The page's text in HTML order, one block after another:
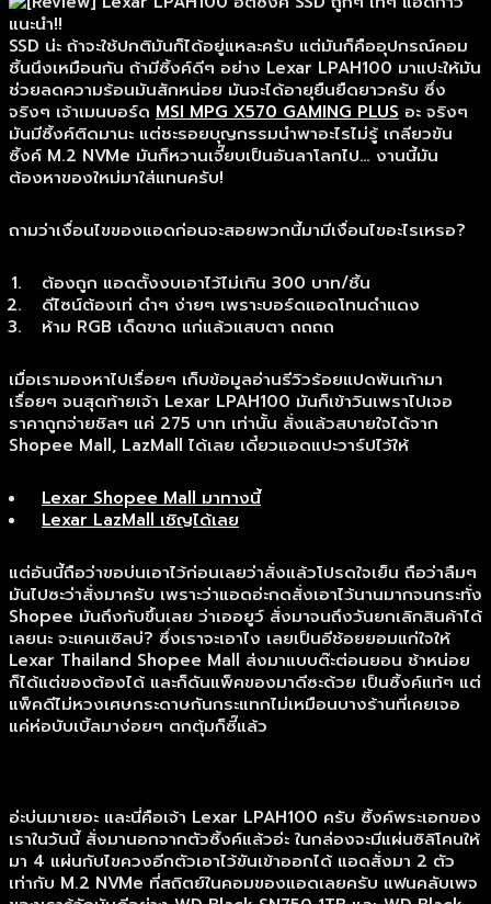
SSD น่ะ ถ้าจะใช้ปกติมันก็ได้อยู่แหละครับ แต่มันก็คืออุปกรณ์คอม
ชิ้นนึงเหมือนกัน ถ้ามีซิ้งค์ดีๆ อย่าง Lexar LPAH100 มาแปะให้มัน
ช่วยลดความร้อนมันสักหน่อย มันจะได้อายุยืนยืดยาวครับ ซึ่ง
จริงๆ เจ้าเมนบอร์ด MSI MPG X570 GAMING PLUS อะ จริงๆ
มันมีซิ้งค์ติดมานะ แต่ชะรอยบุญกรรมนำพาอะไรไม่รู้ เกลียวขัน
ซิ้งค์ M.2 NVMe มันก็หวานเจี๊ยบเป็นอันลาโลกไป… งานนี้มัน
ต้องหาของใหม่มาใส่แทนครับ!
ถามว่าเงื่อนไขของแอดก่อนจะสอยพวกนี้มามีเงื่อนไขอะไรเหรอ?
ต้องถูก แอดตั้งงบเอาไว้ไม่เกิน 300 บาท/ชิ้น
ดีไซน์ต้องเท่ ดำๆ ง่ายๆ เพราะบอร์ดแอดโทนดำแดง
ห้าม RGB เด็ดขาด แก่แล้วแสบตา ถถถถ
เมื่อเรามองหาไปเรื่อยๆ เก็บข้อมูลอ่านรีวิวร้อยแปดพันเก้ามา
เรื่อยๆ จนสุดท้ายเจ้า Lexar LPAH100 มันก็เข้าวินเพราไปเจอ
ราคาถูกจ่ายชิลๆ แค่ 275 บาท เท่านั้น สั่งแล้วสบายใจได้จาก
Shopee Mall, LazMall ได้เลย เดี๋ยวแอดแปะวาร์ปไว้ให้
Lexar Shopee Mall มาทางนี้
Lexar LazMall เชิญได้เลย
แต่อันนี้ถือว่าขอบ่นเอาไว้ก่อนเลยว่าสั่งแล้วโปรดใจเย็น ถือว่าลืมๆ
มันไปซะว่าสั่งมาครับ เพราะว่าแอดอ่ะกดสั่งเอาไว้นานมากจนกระทั่ง
Shopee มันถึงกับขึ้นเลย ว่าเออยูว์ สั่งมาจนถึงวันยกเลิกสินค้าได้
เลยนะ จะแคนเซิลบ่? ซึ่งเราจะเอาไง เลยเป็นอีช้อยยอมแก่ใจให้
Lexar Thailand Shopee Mall ส่งมาแบบต๊ะต่อนยอน ช้าหน่อย
ก็ได้แต่ของต้องได้ และก็ดันแพ็คของมาดีซะด้วย เป็นซิ้งค์แท้ๆ แต่
แพ็คดีไม่หวงเศษกระดาษกันกระแทกไม่เหมือนบางร้านที่เคยเจอ
แค่ห่อบับเบิ้ลมาง่อยๆ ตกตุ้มก็ซี๊แล้ว
อ่ะบ่นมาเยอะ และนี่คือเจ้า Lexar LPAH100 ครับ ซิ้งค์พระเอกของ
เราในวันนี้ สั่งมานอกจากตัวซิ้งค์แล้วอ่ะ ในกล่องจะมีแผ่นซิลิโคนให้
มา 4 แผ่นกับไขควงอีกตัวเอาไว้ขันเข้าออกได้ แอดสั่งมา 2 ตัว
เท่ากับ M.2 NVMe ที่สถิตย์ในคอมของแอดเลยครับ แฟนคลับเพจ